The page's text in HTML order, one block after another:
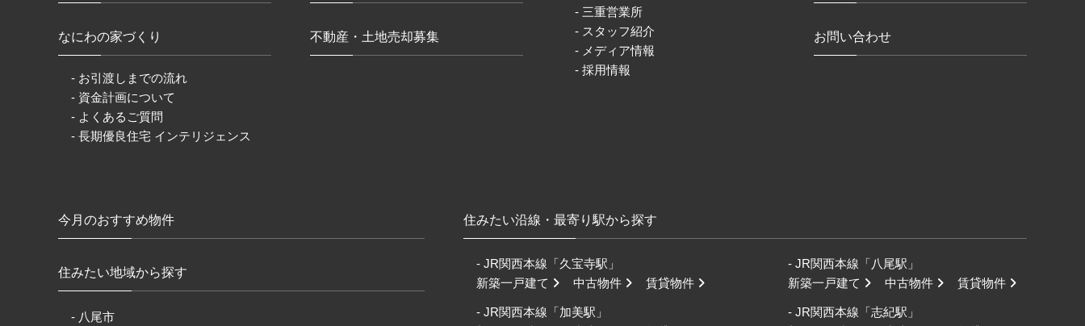
なにわの家づくり
- お引渡しまでの流れ
- 資金計画について
- よくあるご質問
- 長期優良住宅 インテリジェンス
不動産・土地売却募集
- 三重営業所
- スタッフ紹介
- メディア情報
- 採用情報
お問い合わせ
今月のおすすめ物件
住みたい地域から探す
- 八尾市
住みたい沿線・最寄り駅から探す
- JR関西本線「久宝寺駅」
新築一戸建て
中古物件 賃貸物件
- JR関西本線「八尾駅」
新築一戸建て
中古物件 賃貸物件
- JR関西本線「加美駅」
- JR関西本線「志紀駅」